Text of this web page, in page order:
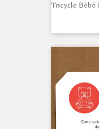
Tricycle Bébé